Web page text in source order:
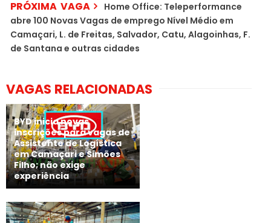
PRÓXIMA VAGA
Home Office: Teleperformance
abre 100 Novas Vagas de emprego Nível Médio em
Camaçari, L. de Freitas, Salvador, Catu, Alagoinhas, F.
de Santana e outras cidades
VAGAS RELACIONADAS
BYD inicia novas
inscrições para vagas de
Assistente de Logística
em Camaçari e Simões
Filho; não exige
experiência